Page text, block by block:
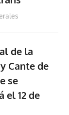
de la
Cante de
se
el 12 de